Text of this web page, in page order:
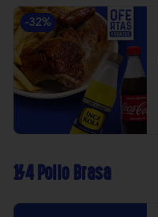
-32%
1/4 Pollo Brasa